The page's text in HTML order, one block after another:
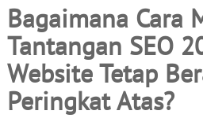
Bagaimana Cara
Tantangan SEO
Website Tetap
Peringkat Atas?